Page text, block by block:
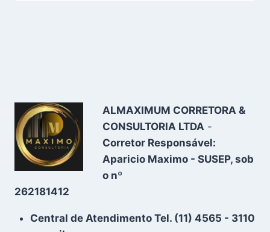
ALMAXIMUM CORRETORA &
CONSULTORIA LTDA -
Corretor Responsável:
Aparicio Maximo - SUSEP, sob
o nº
262181412
Central de Atendimento Tel. (11) 4565 - 3110